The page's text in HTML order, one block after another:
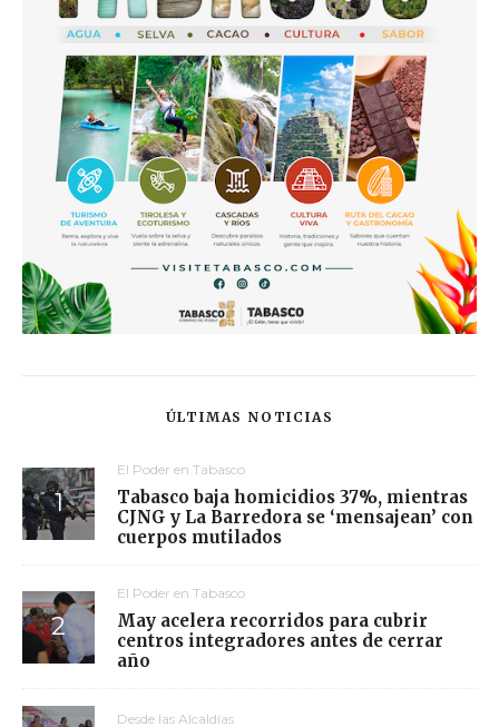
ÚLTIMAS NOTICIAS
El Poder en Tabasco
Tabasco baja homicidios 37%, mientras
CJNG y La Barredora se ‘mensajean’ con
cuerpos mutilados
El Poder en Tabasco
May acelera recorridos para cubrir
centros integradores antes de cerrar
año
Desde las Alcaldías